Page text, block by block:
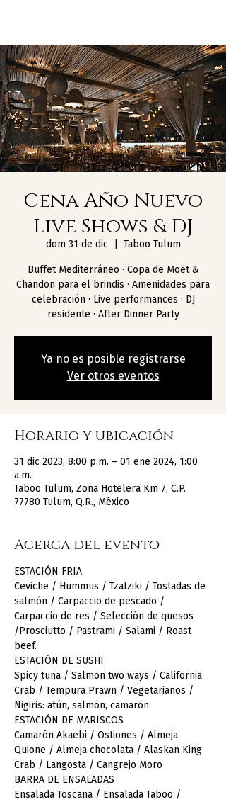
Cena Año Nuevo
Live Shows & DJ
dom 31 de dic Taboo Tulum
Buffet Mediterráneo · Copa de Moët &
Chandon para el brindis · Amenidades para
celebración · Live performances · DJ
residente · After Dinner Party
Ya no es posible registrarse
Ver otros eventos
Horario y ubicación
31 dic 2023, 8:00 p.m. – 01 ene 2024, 1:00
a.m.
Taboo Tulum, Zona Hotelera Km 7, C.P.
77780 Tulum, Q.R., México
Acerca del evento
ESTACIÓN FRIA
Ceviche / Hummus / Tzatziki / Tostadas de
salmón / Carpaccio de pescado /
Carpaccio de res / Selección de quesos
/Prosciutto / Pastrami / Salami / Roast
beef.
ESTACIÓN DE SUSHI
Spicy tuna / Salmon two ways / California
Crab / Tempura Prawn / Vegetarianos /
Nigiris: atún, salmón, camarón
ESTACIÓN DE MARISCOS
Camarón Akaebi / Ostiones / Almeja
Quione / Almeja chocolata / Alaskan King
Crab / Langosta / Cangrejo Moro
BARRA DE ENSALADAS
Ensalada Toscana / Ensalada Taboo /